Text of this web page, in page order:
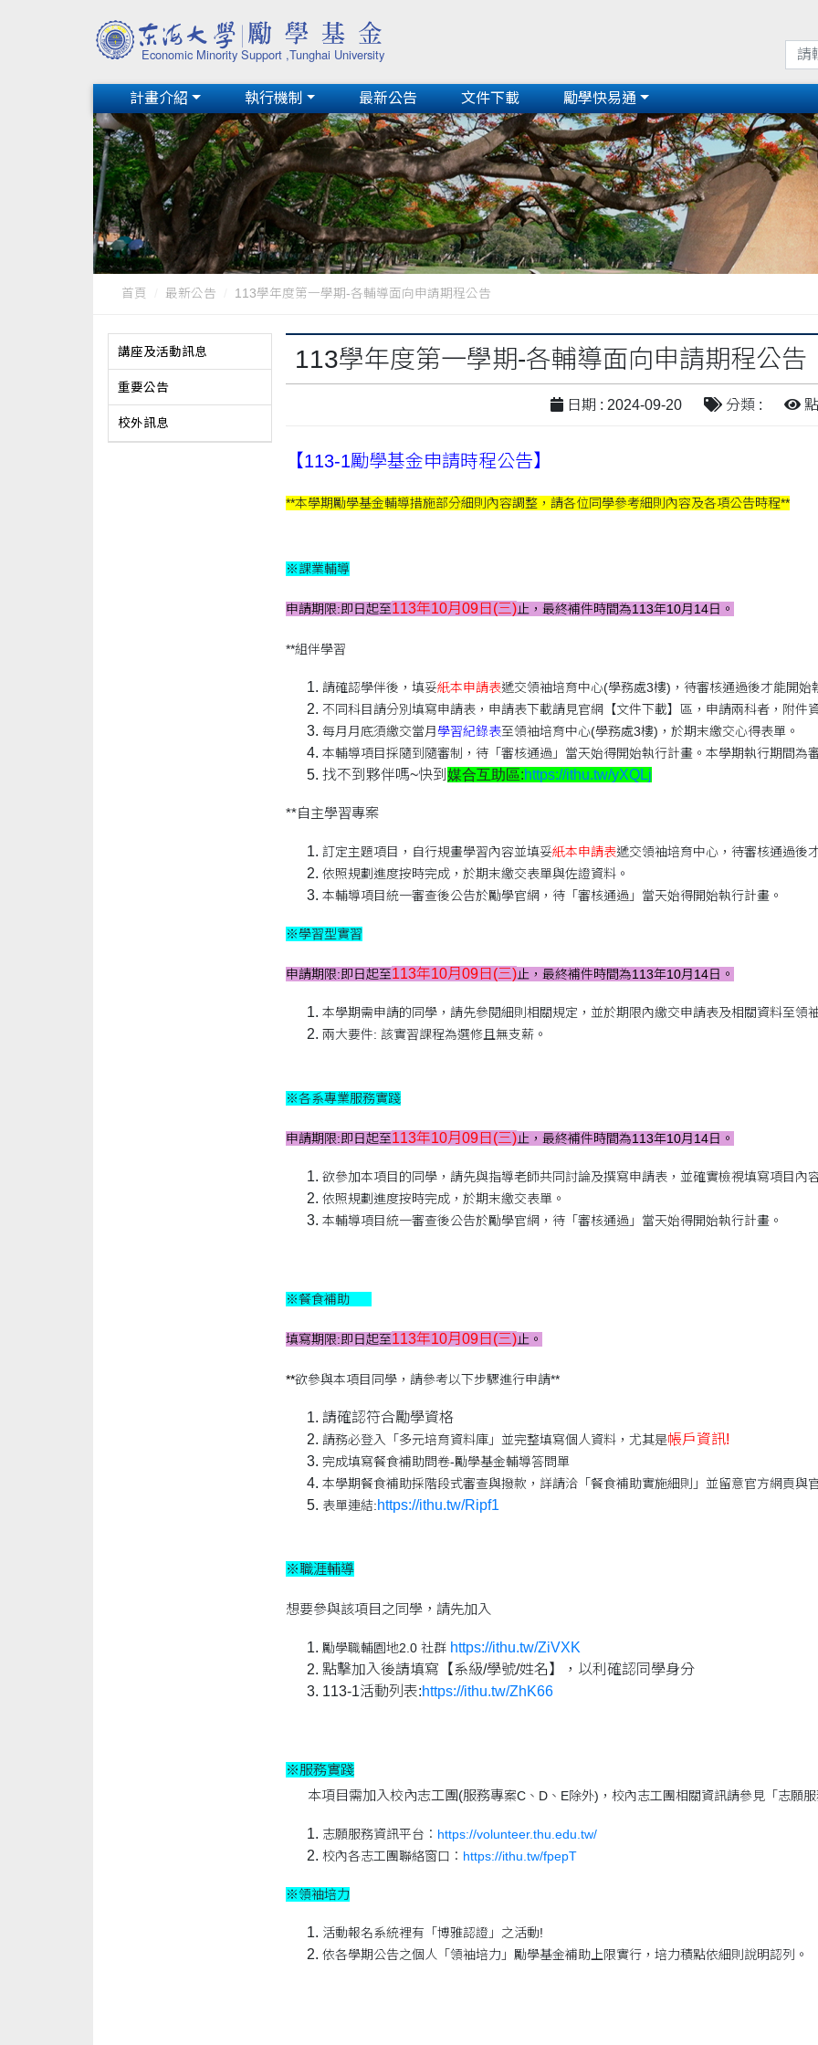
計畫介紹 執行機制 最新公告 文件下載 勵學快易通
首頁 最新公告 113學年度第一學期-各輔導面向申請期程公告
講座及活動訊息
重要公告
校外訊息
113學年度第一學期-各輔導面向申請期程公告
日期 : 2024-09-20 分類 :
【113-1勵學基金申請時程公告】
**本學期勵學基金輔導措施部分細則內容調整，請各位同學參考細則內容及各項公告時程**
※課業輔導
申請期限:即日起至113年10月09日 (三)止，最終補件時間為113年10月14日。
**組伴學習
請確認學伴後，填妥紙本申請表遞交領袖培育中心(學務處3樓)，待審核通過後才能開始
不同科目請分別填寫申請表，申請表下載請見官網【文件下載】區，申請兩科者，附件
每月月底須繳交當月 學習紀錄表至領袖培育中心(學務處3樓)，於期末繳交心得表單。
本輔導項目採隨到隨審制，待「審核通過」當天始得開始執行計畫。本學期執行期間為
找不到夥伴嗎~快到 媒合互助區:https://ithu.tw/yXQLj
**自主學習專案
訂定主題項目，自行規畫學習內容並填妥紙本申請表遞交領袖培育中心，待審核通過後
依照規劃進度按時完成，於期末繳交表單與佐證資料。
本輔導項目統一審查後公告於勵學官網，待「審核通過」當天始得開始執行計畫。
※學習型實習
申請期限:即日起至113年10月09日 (三)止，最終補件時間為113年10月14日。
本學期需申請的同學，請先參閱細則相關規定，並於期限內繳交申請表及相關資料至領
兩大要件: 該實習課程為選修且無支薪。
※各系專業服務實踐
申請期限:即日起至113年10月09日 (三)止，最終補件時間為113年10月14日。
欲參加本項目的同學，請先與指導老師共同討論及撰寫申請表，並確實檢視填寫項目內
依照規劃進度按時完成，於期末繳交表單。
本輔導項目統一審查後公告於勵學官網，待「審核通過」當天始得開始執行計畫。
※餐食補助
填寫期限:即日起至113年10月09日 (三)止。
**欲參與本項目同學，請參考以下步驟進行申請**
請確認符合勵學資格
請務必登入「多元培育資料庫」並完整填寫個人資料，尤其是帳戶資訊!
完成填寫餐食補助問卷-勵學基金輔導答問單
本學期餐食補助採階段式審查與撥款，詳請洽「餐食補助實施細則」並留意官方網頁與
表單連結:https://ithu.tw/Ripf1
※職涯輔導
想要參與該項目之同學，請先加入
勵學職輔園地2.0 社群 https://ithu.tw/ZiVXK
點擊加入後請填寫【系級/學號/姓名】，以利確認同學身分
113-1活動列表:https://ithu.tw/ZhK66
※服務實踐
本項目需加入校內志工團(服務專案C、D、E除外)，校內志工團相關資訊請參見「志願服
志願服務資訊平台： https://volunteer.thu.edu.tw/
校內各志工團聯絡窗口： https://ithu.tw/fpepT
※領袖培力
活動報名系統裡有「博雅認證」之活動!
依各學期公告之個人「領袖培力」勵學基金補助上限實行，培力積點依細則說明認列。